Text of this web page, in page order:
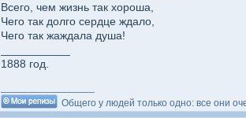
Всего, чем жизнь так хороша,
Чего так долго сердце ждало,
Чего так жаждала душа!
1888 год.
Общего у людей только одно: все они